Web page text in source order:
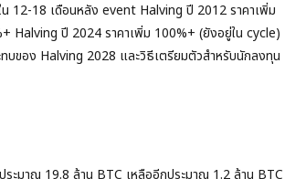
12-18 เดือนหลัง event Halving ปี 2012 ราคาเพิ่ม
Halving ปี 2024 ราคาเพิ่ม 100%+ (ยังอยู่ใน cycle)
บของ Halving 2028 และวิธีเตรียมตัวสำหรับนักลงทุน
มาณ 19.8 ล้าน BTC เหลืออีกประมาณ 1.2 ล้าน BTC